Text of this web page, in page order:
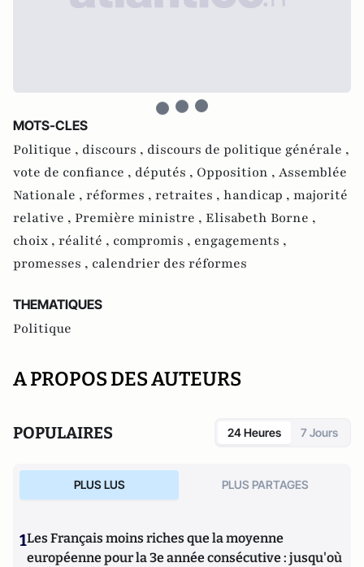
MOTS-CLES
Politique , discours , discours de politique générale ,
vote de confiance , députés , Opposition , Assemblée
Nationale , réformes , retraites , handicap , majorité
relative , Première ministre , Elisabeth Borne ,
choix , réalité , compromis , engagements ,
promesses , calendrier des réformes
THEMATIQUES
Politique
A PROPOS DES AUTEURS
POPULAIRES 24 Heures 7 Jours
PLUS LUS PLUS PARTAGES
1Les Français moins riches que la moyenne
européenne pour la 3e année consécutive : jusqu'où